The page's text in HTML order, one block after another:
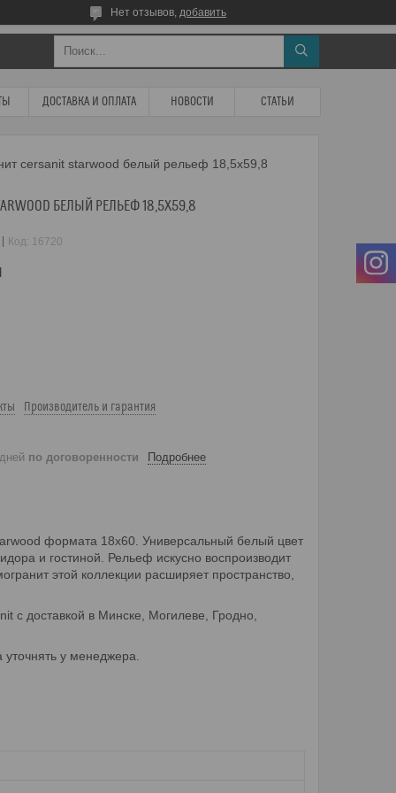
Нет отзывов, добавить
ДОСТАВКА И ОПЛАТА НОВОСТИ СТАТЬИ
cersanit starwood белый рельеф 18,5x59,8
БЕЛЫЙ РЕЛЬЕФ 18,5X59,8
Код: 16720
Производитель и гарантия
по договоренности Подробнее
формата 18х60. Универсальный белый цвет
и гостиной. Рельеф искусно воспроизводит
этой коллекции расширяет пространство,
с доставкой в Минске, Могилеве, Гродно,
у менеджера.